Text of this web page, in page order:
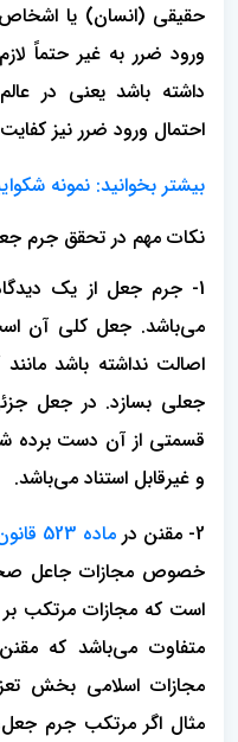
حقیقی (انسان) یا
ورود ضرر به غیر حتماً
داشته باشد یعنی در
احتمال ورود ضرر نیز
بیشتر بخوانید: نمونه
نکات مهم در تحقق جرم
1- جرم جعل از یک
می‌باشد. جعل کلی آن
اصالت نداشته باشد
جعلی بسازد. در جعل
قسمتی از آن دست برده
و غیرقابل استناد می‌باشد.
2- مقنن در
ماده 523 قانون مجازات اسلامی بخش تعزیرات
خصوص مجازات جاعل
است که مجازات مرتکب
مجازات اسلامی بخش
مثال اگر مرتکب جرم